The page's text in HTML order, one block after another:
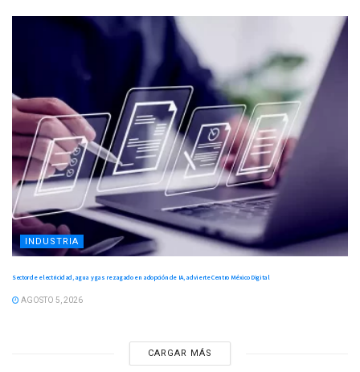
INDUSTRIA
Sector de electricidad, agua y gas rezagado en adopción de IA, advierte Centro México Digital
AGOSTO 5, 2026
CARGAR MÁS